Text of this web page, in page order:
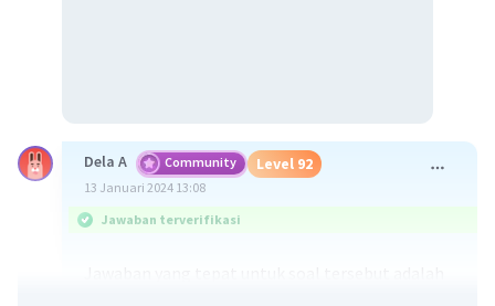
Dela A Community Level 92
13 Januari 2024 13:08
Jawaban terverifikasi